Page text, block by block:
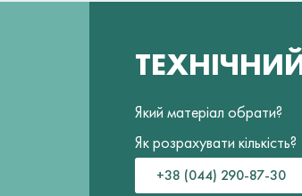
Який матеріал обрати?
Як розрахувати кількість?
+38 (044) 290-87-30